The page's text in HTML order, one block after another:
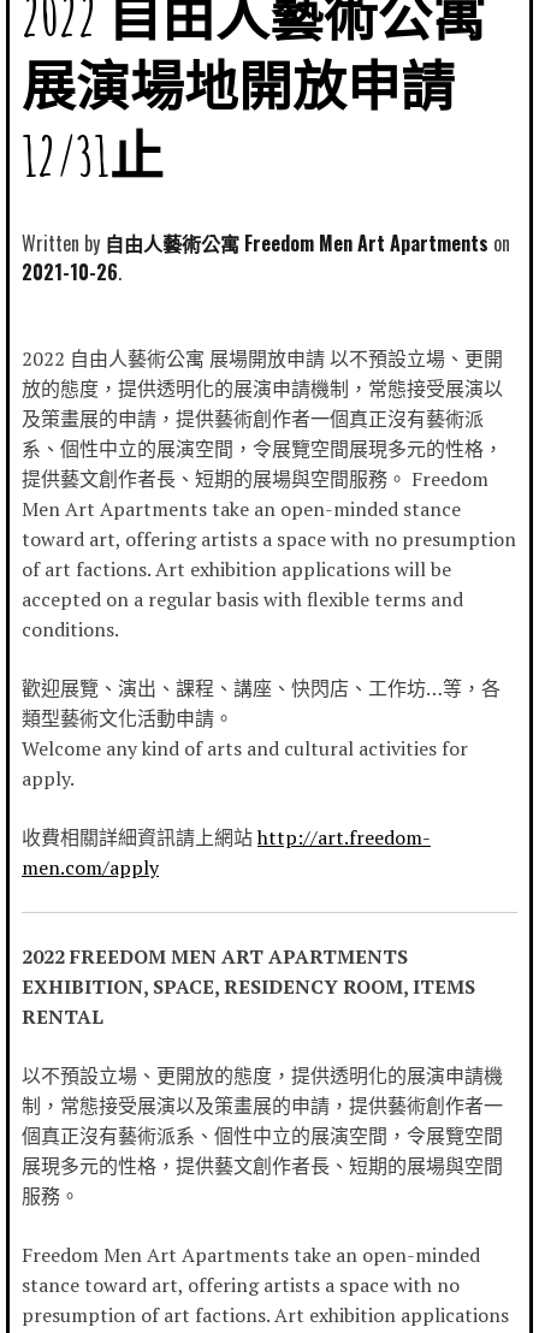
2022 自由人藝術公寓
展演場地開放申請
12/31止
Written by 自由人藝術公寓 Freedom Men Art Apartments
2021-10-26
2022 自由人藝術公寓 展場開放申請 以不預設立場、更開
放的態度，提供透明化的展演申請機制，常態接受展演以
及策畫展的申請，提供藝術創作者一個真正沒有藝術派
系、個性中立的展演空間，令展覽空間展現多元的性格，
提供藝文創作者長、短期的展場與空間服務。 Freedom
Men Art Apartments take an open-minded stance
toward art, offering artists a space with no presumption
of art factions. Art exhibition applications will be
accepted on a regular basis with flexible terms and
conditions.
歡迎展覽、演出、課程、講座、快閃店、工作坊…等，各
類型藝術文化活動申請。
Welcome any kind of arts and cultural activities for
apply.
收費相關詳細資訊請上網站http://art.freedom-
men.com/apply
2022 FREEDOM MEN ART APARTMENTS
EXHIBITION, SPACE, RESIDENCY ROOM, ITEMS
RENTAL
以不預設立場、更開放的態度，提供透明化的展演申請機
制，常態接受展演以及策畫展的申請，提供藝術創作者一
個真正沒有藝術派系、個性中立的展演空間，令展覽空間
展現多元的性格，提供藝文創作者長、短期的展場與空間
服務。
Freedom Men Art Apartments take an open-minded
stance toward art, offering artists a space with no
presumption of art factions. Art exhibition applications